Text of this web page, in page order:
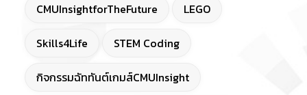
CMUInsightforTheFuture LEGO
Skills4Life STEM Coding
กิจกรรมฉัททันต์เกมส์CMUInsight